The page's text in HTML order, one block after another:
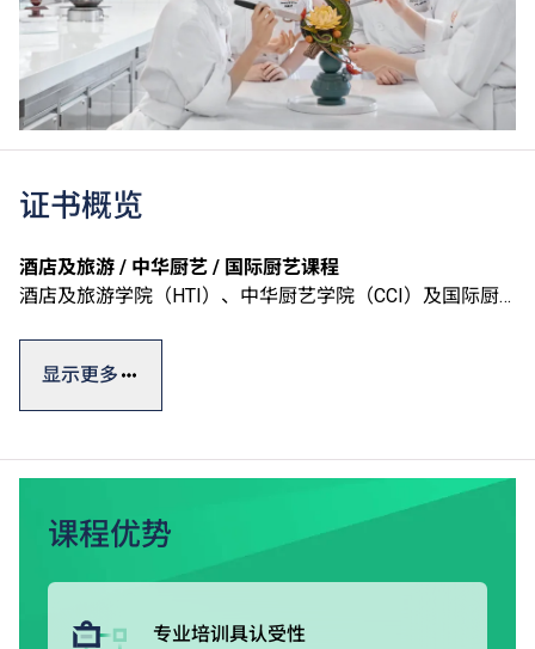
证书概览
酒店及旅游 / 中华厨艺 / 国际厨艺课程
酒店及旅游学院（HTI）、中华厨艺学院（CCI）及国际厨
年不等。
式训练餐厅、多国菜系训练厨房、葡萄酒研习室等，透过款
待客人汲取宝贵实战经验，为日后加入酒店、旅游及餐饮业
作好准备。
学生修毕相关课程及指定单元，可选择衔接学院的酒店 / 餐
显示更多
课程优势
专业培训具认受性